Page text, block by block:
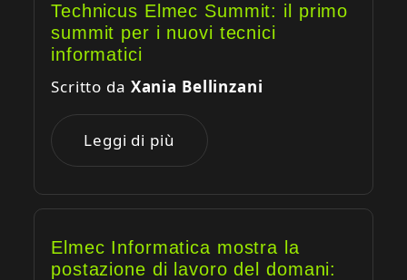
Technicus Elmec Summit: il primo
summit per i nuovi tecnici
informatici
Scritto da Xania Bellinzani
Leggi di più
Elmec Informatica mostra la
postazione di lavoro del domani: